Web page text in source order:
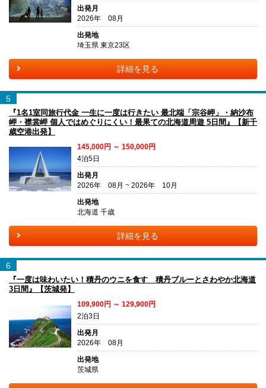
出発月
2026年 08月
出発地
埼玉県 東京23区
詳細を見る
5
『1名1室同旅行代金 一生に一度は行きたい 最北端「宗谷岬」・納沙布
岬・襟裳岬 個人ではめぐりにくい！最果ての北海道周遊 5日間』【新千
歳空港出発】
145,000円 ～ 150,000円
4泊5日
出発月
2026年 08月 ~ 2026年 10月
出発地
北海道 千歳
詳細を見る
6
『一度は味わいたい！積丹のウニを食す 積丹ブルーとさわやか北海道
3日間』【茨城発】
109,900円 ～ 129,900円
2泊3日
出発月
2026年 08月
出発地
茨城県